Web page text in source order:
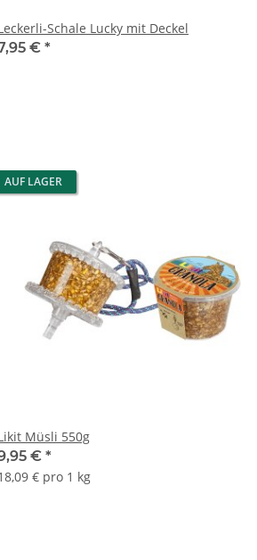
Schale Lucky mit Deckel
€ *
AUF LAGER
Müsli 550g
€ *
€ pro 1 kg